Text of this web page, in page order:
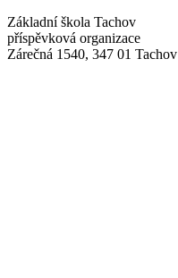
Základní škola Tachov
příspěvková organizace
Zárečná 1540, 347 01 Tachov